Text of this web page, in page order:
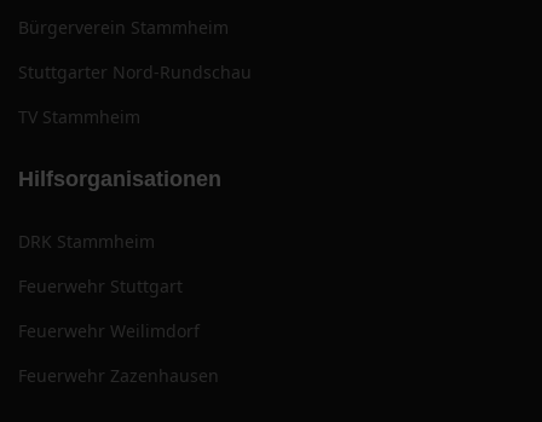
Bürgerverein Stammheim
Stuttgarter Nord-Rundschau
TV Stammheim
Hilfsorganisationen
DRK Stammheim
Feuerwehr Stuttgart
Feuerwehr Weilimdorf
Feuerwehr Zazenhausen